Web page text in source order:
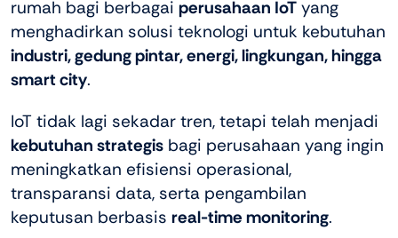
rumah bagi berbagai perusahaan IoT yang
menghadirkan solusi teknologi untuk kebutuhan
industri, gedung pintar, energi, lingkungan, hingga
smart city.
IoT tidak lagi sekadar tren, tetapi telah menjadi
kebutuhan strategis bagi perusahaan yang ingin
meningkatkan efisiensi operasional,
transparansi data, serta pengambilan
keputusan berbasis real-time monitoring.